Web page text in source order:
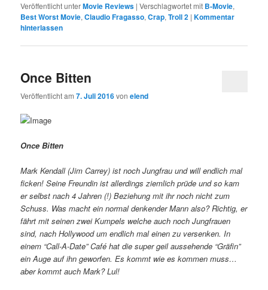
Veröffentlicht unterMovie Reviews |Verschlagwortet mit B-Movie,
Best Worst Movie,Claudio Fragasso,Crap,Troll 2 |Kommentar
hinterlassen
Once Bitten
Veröffentlicht am7. Juli 2016vonelend
Once Bitten
Mark Kendall (Jim Carrey) ist noch Jungfrau und will endlich mal
ficken! Seine Freundin ist allerdings ziemlich prüde und so kam
er selbst nach 4 Jahren (!) Beziehung mit ihr noch nicht zum
Schuss. Was macht ein normal denkender Mann also? Richtig, er
fährt mit seinen zwei Kumpels welche auch noch Jungfrauen
sind, nach Hollywood um endlich mal einen zu versenken. In
einem “Call-A-Date” Café hat die super geil aussehende “Gräfin”
ein Auge auf ihn geworfen. Es kommt wie es kommen muss…
aber kommt auch Mark? Lul!